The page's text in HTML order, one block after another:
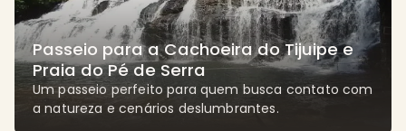
Passeio para a Cachoeira do Tijuipe e
Praia do Pé de Serra
Um passeio perfeito para quem busca contato com
a natureza e cenários deslumbrantes.